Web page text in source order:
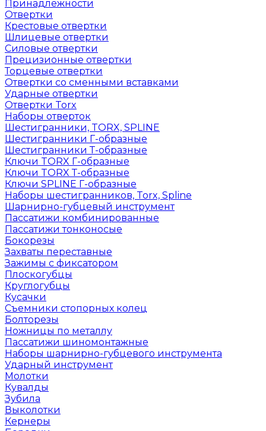
Принадлежности
Отвертки
Крестовые отвертки
Шлицевые отвертки
Силовые отвертки
Прецизионные отвертки
Торцевые отвертки
Отвертки со сменными вставками
Ударные отвертки
Отвертки Torx
Наборы отверток
Шестигранники, TORX, SPLINE
Шестигранники Г-образные
Шестигранники Т-образные
Ключи TORX Г-образные
Ключи TORX Т-образные
Ключи SPLINE Г-образные
Наборы шестигранников, Torx, Spline
Шарнирно-губцевый инструмент
Пассатижи комбинированные
Пассатижи тонконосые
Бокорезы
Захваты переставные
Зажимы с фиксатором
Плоскогубцы
Круглогубцы
Кусачки
Съемники стопорных колец
Болторезы
Ножницы по металлу
Пассатижи шиномонтажные
Наборы шарнирно-губцевого инструмента
Ударный инструмент
Молотки
Кувалды
Зубила
Выколотки
Кернеры